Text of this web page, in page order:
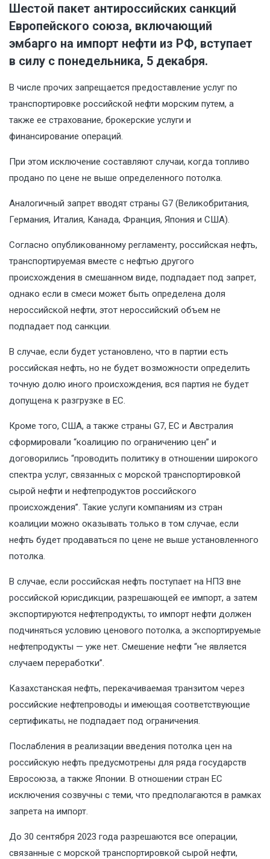
Шестой пакет антироссийских санкций
Европейского союза, включающий
эмбарго на импорт нефти из РФ, вступает
в силу с понедельника, 5 декабря.
В числе прочих запрещается предоставление услуг по
транспортировке российской нефти морским путем, а
также ее страхование, брокерские услуги и
финансирование операций.
При этом исключение составляют случаи, когда топливо
продано по цене не выше определенного потолка.
Аналогичный запрет вводят страны G7 (Великобритания,
Германия, Италия, Канада, Франция, Япония и США).
Согласно опубликованному регламенту, российская нефть,
транспортируемая вместе с нефтью другого
происхождения в смешанном виде, подпадает под запрет,
однако если в смеси может быть определена доля
нероссийской нефти, этот нероссийский объем не
подпадает под санкции.
В случае, если будет установлено, что в партии есть
российская нефть, но не будет возможности определить
точную долю иного происхождения, вся партия не будет
допущена к разгрузке в ЕС.
Кроме того, США, а также страны G7, ЕС и Австралия
сформировали “коалицию по ограничению цен” и
договорились “проводить политику в отношении широкого
спектра услуг, связанных с морской транспортировкой
сырой нефти и нефтепродуктов российского
происхождения”. Такие услуги компаниям из стран
коалиции можно оказывать только в том случае, если
нефть будет продаваться по цене не выше установленного
потолка.
В случае, если российская нефть поступает на НПЗ вне
российской юрисдикции, разрешающей ее импорт, а затем
экспортируются нефтепродукты, то импорт нефти должен
подчиняться условию ценового потолка, а экспортируемые
нефтепродукты — уже нет. Смешение нефти “не является
случаем переработки”.
Казахстанская нефть, перекачиваемая транзитом через
российские нефтепроводы и имеющая соответствующие
сертификаты, не подпадает под ограничения.
Послабления в реализации введения потолка цен на
российскую нефть предусмотрены для ряда государств
Евросоюза, а также Японии. В отношении стран ЕС
исключения созвучны с теми, что предполагаются в рамках
запрета на импорт.
До 30 сентября 2023 года разрешаются все операции,
связанные с морской транспортировкой сырой нефти,